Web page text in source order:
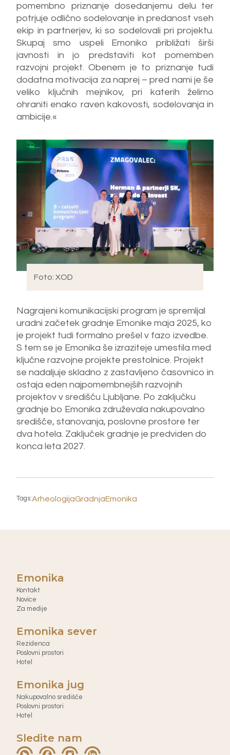
pomembno priznanje dosedanjemu delu ter
potrjuje odlično sodelovanje in predanost vseh
ekip in partnerjev, ki so sodelovali pri projektu.
Skupaj smo uspeli Emoniko približati širši
javnosti in jo predstaviti kot pomemben
razvojni projekt. Obenem je to priznanje tudi
dodatna motivacija za naprej – pred nami je še
veliko ključnih mejnikov, pri katerih želimo
ohraniti enako raven kakovosti, sodelovanja in
ambicije.«
Foto: XOD
Nagrajeni komunikacijski program je spremljal
uradni začetek gradnje Emonike maja 2025, ko
je projekt tudi formalno prešel v fazo izvedbe.
S tem se je Emonika še izraziteje umestila med
ključne razvojne projekte prestolnice. Projekt
se nadaljuje skladno z zastavljeno časovnico in
ostaja eden najpomembnejših razvojnih
projektov v središču Ljubljane. Po zaključku
gradnje bo Emonika združevala nakupovalno
središče, stanovanja, poslovne prostore ter
dva hotela. Zaključek gradnje je predviden do
konca leta 2027.
Tags:ArheologijaGradnjaEmonika
Emonika
Kontakt
Novice
Za medije
Emonika sever
Rezidenca
Poslovni prostori
Hotel
Emonika jug
Nakupovalno središče
Poslovni prostori
Hotel
Sledite nam